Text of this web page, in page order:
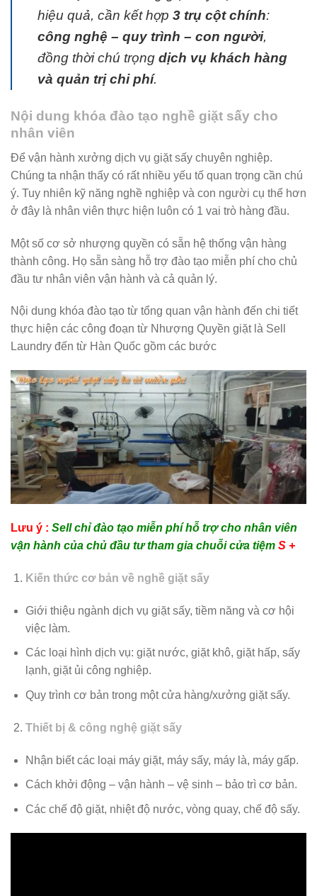
hiệu quả, cần kết hợp 3 trụ cột chính:
công nghệ – quy trình – con người,
đồng thời chú trọng dịch vụ khách hàng
và quản trị chi phí.
Nội dung khóa đào tạo nghề giặt sấy cho
nhân viên
Để vận hành xưởng dịch vụ giặt sấy chuyên nghiệp.
Chúng ta nhận thấy có rất nhiều yếu tố quan trọng cần chú
ý. Tuy nhiên kỹ năng nghề nghiệp và con người cụ thể hơn
ở đây là nhân viên thực hiện luôn có 1 vai trò hàng đầu.
Một số cơ sở nhượng quyền có sẵn hệ thống vận hàng
thành công. Họ sẵn sàng hỗ trợ đào tạo miễn phí cho chủ
đầu tư nhân viên vận hành và cả quản lý.
Nội dung khóa đào tạo từ tổng quan vận hành đến chi tiết
thực hiện các công đoạn từ Nhượng Quyền giặt là Sell
Laundry đến từ Hàn Quốc gồm các bước
Lưu ý : Sell chỉ đào tạo miễn phí hỗ trợ cho nhân viên
vận hành của chủ đầu tư tham gia chuỗi cửa tiệm S +
Kiến thức cơ bản về nghề giặt sấy
Giới thiệu ngành dịch vụ giặt sấy, tiềm năng và cơ hội
việc làm.
Các loại hình dịch vụ: giặt nước, giặt khô, giặt hấp, sấy
lạnh, giặt ủi công nghiệp.
Quy trình cơ bản trong một cửa hàng/xưởng giặt sấy.
Thiết bị & công nghệ giặt sấy
Nhận biết các loại máy giặt, máy sấy, máy là, máy gấp.
Cách khởi động – vận hành – vệ sinh – bảo trì cơ bản.
Các chế độ giặt, nhiệt độ nước, vòng quay, chế độ sấy.